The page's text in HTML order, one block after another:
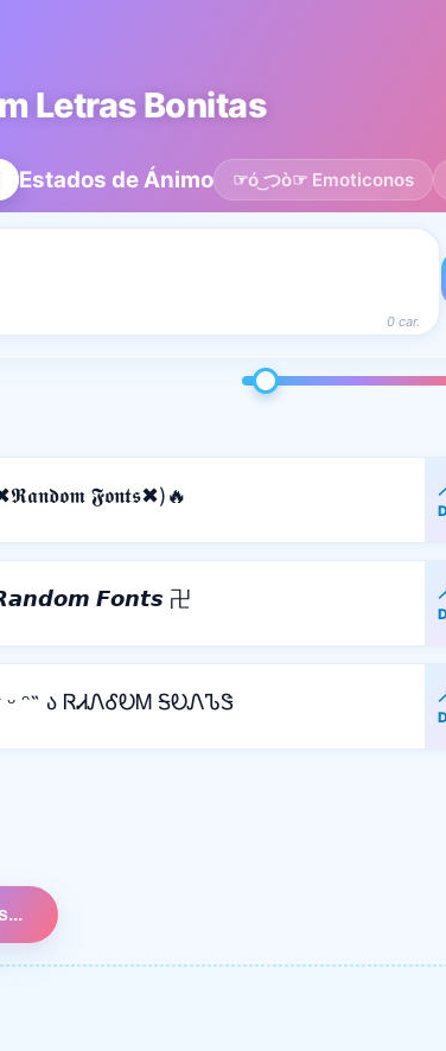
Letras Bonitas
Estados de Ánimo ☞ó ͜つò☞ Emoticonos
0 car.
𝕱𝖔𝖓𝖙𝖘✖)🔥
𝙁𝙤𝙣𝙩𝙨 卍
ᵕ ᵔ˶ ა ᏒᏗᏁᎴᎧᎷ ᎦᎧᏁᏖᏕ